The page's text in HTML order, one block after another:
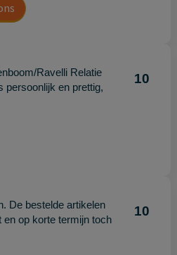
Ravelli Relatie
persoonlijk en prettig,
10
De bestelde artikelen
op korte termijn toch
10